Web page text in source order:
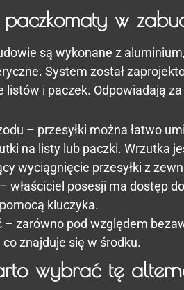
paczkomaty w
są wykonane z
System został
listów i paczek. Odpowiadają
– przesyłki można łatwo
na listy lub paczki. Wrzutka
wyciągnięcie przesyłki z
właściciel posesji ma dostęp
kluczyka.
– zarówno pod względem
znajduje się w środku.
wybrać tę